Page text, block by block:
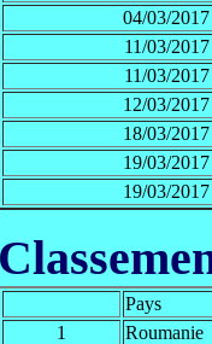
04/03/2017
11/03/2017
11/03/2017
12/03/2017
18/03/2017
19/03/2017
19/03/2017
Pays
1
Roumanie